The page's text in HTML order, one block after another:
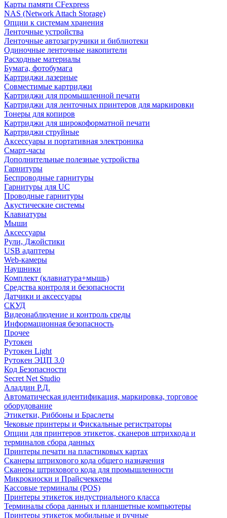
Карты памяти CFexpress
NAS (Network Attach Storage)
Опции к системам хранения
Ленточные устройства
Ленточные автозагрузчики и библиотеки
Одиночные ленточные накопители
Расходные материалы
Бумага, фотобумага
Картриджи лазерные
Совместимые картриджи
Картриджи для промышленной печати
Картриджи для ленточных принтеров для маркировки
Тонеры для копиров
Картриджи для широкоформатной печати
Картриджи струйные
Аксессуары и портативная электроника
Смарт-часы
Дополнительные полезные устройства
Гарнитуры
Беспроводные гарнитуры
Гарнитуры для UC
Проводные гарнитуры
Акустические системы
Клавиатуры
Мыши
Аксессуары
Рули, Джойстики
USB адаптеры
Web-камеры
Наушники
Комплект (клавиатура+мышь)
Средства контроля и безопасности
Датчики и аксессуары
СКУД
Видеонаблюдение и контроль среды
Информационная безопасность
Прочее
Рутокен
Рутокен Light
Рутокен ЭЦП 3.0
Код Безопасности
Secret Net Studio
Аладдин Р.Д.
Автоматическая идентификация, маркировка, торговое
оборудование
Этикетки, Риббоны и Браслеты
Чековые принтеры и Фискальные регистраторы
Опции для принтеров этикеток, сканеров штрихкода и
терминалов сбора данных
Принтеры печати на пластиковых картах
Сканеры штрихового кода общего назначения
Сканеры штрихового кода для промышленности
Микрокиоски и Прайсчеккеры
Кассовые терминалы (POS)
Принтеры этикеток индустриального класса
Терминалы сбора данных и планшетные компьютеры
Принтеры этикеток мобильные и ручные